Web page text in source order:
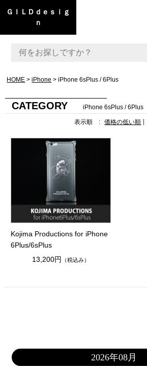
ＧＩＬＤｄｅｓｉｇ
ｎ
HOME iPhone iPhone 6sPlus / 6Plus
CATEGORY iPhone 6sPlus / 6Plus
表示順 : 価格の低い順
Kojima Productions for iPhone
6Plus/6sPlus
13,200円
（税込み）
2026年08月